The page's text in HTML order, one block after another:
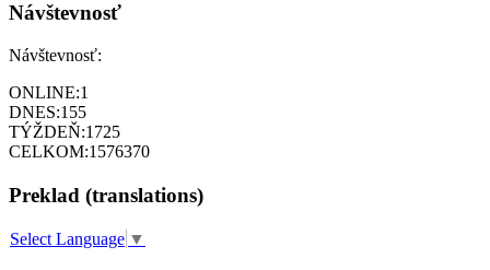
Návštevnosť
Návštevnosť:
ONLINE:1
DNES:155
TÝŽDEŇ:1725
CELKOM:1576370
Preklad (translations)
Select Language ▼